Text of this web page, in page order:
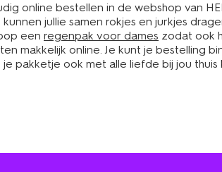
online bestellen in de webshop van
kunnen jullie samen rokjes en jurkjes
een regenpak voor dames zodat ook
makkelijk online. Je kunt je bestelling
pakketje ook met alle liefde bij jou